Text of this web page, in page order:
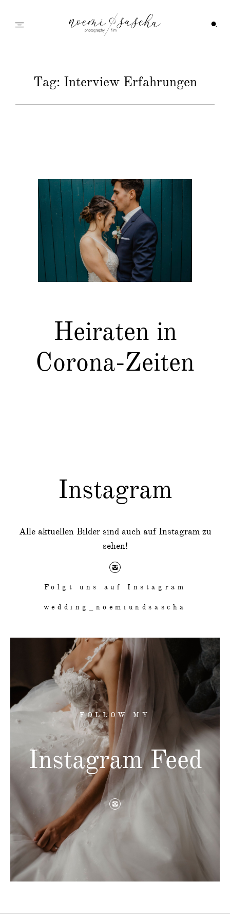
Galerie
Wedding Family
Kontakt
Tag: Interview Erfahrungen
Heiraten in
Corona-Zeiten
FOLLOW MY
Instagram Feed
Instagram
Alle aktuellen Bilder sind auch auf Instagram zu
sehen!
Folgt uns auf Instagram
wedding_noemiundsascha